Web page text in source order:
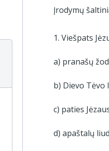
Įrodymų
1. Viešpats
a) pranašų
b) Dievo Tėvo
c) paties
d) apaštalų